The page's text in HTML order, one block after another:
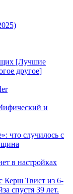
[Лучшие
другое]
и
что случилось с
в настройках
Керш Твист из 6-
спустя 39 лет.